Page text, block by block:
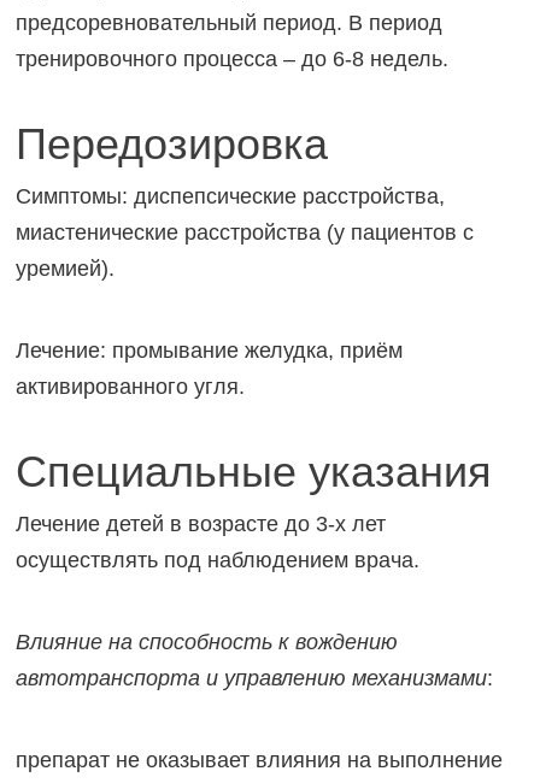
предсоревновательный период. В период
тренировочного процесса – до 6-8 недель.
Передозировка
Симптомы: диспепсические расстройства,
миастенические расстройства (у пациентов с
уремией).
Лечение: промывание желудка, приём
активированного угля.
Специальные указания
Лечение детей в возрасте до 3-х лет
осуществлять под наблюдением врача.
Влияние на способность к вождению
автотранспорта и управлению механизмами:
препарат не оказывает влияния на выполнение